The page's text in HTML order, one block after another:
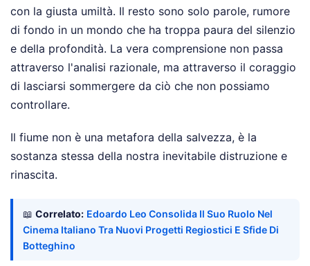
con la giusta umiltà. Il resto sono solo parole, rumore
di fondo in un mondo che ha troppa paura del silenzio
e della profondità. La vera comprensione non passa
attraverso l'analisi razionale, ma attraverso il coraggio
di lasciarsi sommergere da ciò che non possiamo
controllare.
Il fiume non è una metafora della salvezza, è la
sostanza stessa della nostra inevitabile distruzione e
rinascita.
📖 Correlato: Edoardo Leo Consolida Il Suo Ruolo Nel
Cinema Italiano Tra Nuovi Progetti Regiostici E Sfide Di
Botteghino